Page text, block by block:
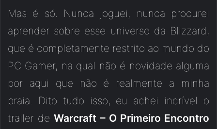
Mas é só. Nunca joguei, nunca procurei
aprender sobre esse universo da Blizzard,
que é completamente restrito ao mundo do
PC Gamer, na qual não é novidade alguma
por aqui que não é realmente a minha
praia. Dito tudo isso, eu achei incrível o
trailer deWarcraft – O Primeiro Encontro